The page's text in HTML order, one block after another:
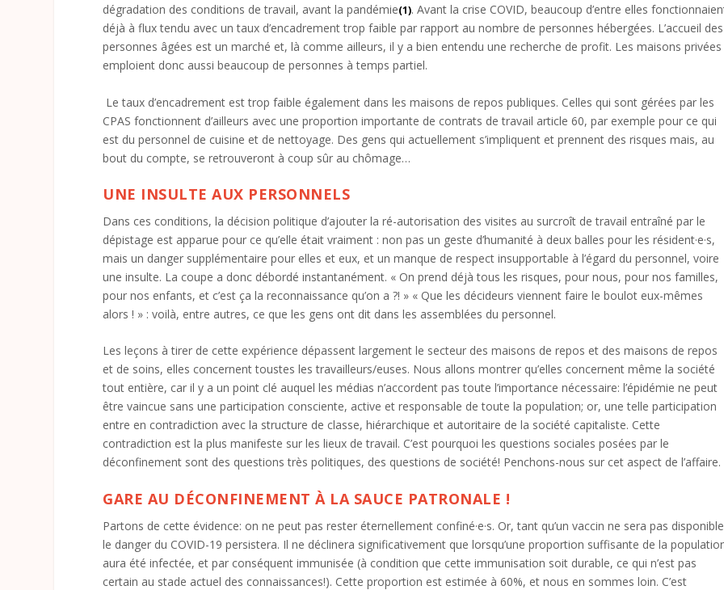
dégradation des conditions de travail, avant la pandémie(1). Avant la crise COVID, beaucoup d’entre elles
déjà à flux tendu avec un taux d’encadrement trop faible par rapport au nombre de personnes hébergées. L’accueil des
personnes âgées est un marché et, là comme ailleurs, il y a bien entendu une recherche de profit. Les maisons privées
emploient donc aussi beaucoup de personnes à temps partiel.
Le taux d’encadrement est trop faible également dans les maisons de repos publiques. Celles qui sont gérées par les
CPAS fonctionnent d’ailleurs avec une proportion importante de contrats de travail article 60, par exemple pour ce qui
est du personnel de cuisine et de nettoyage. Des gens qui actuellement s’impliquent et prennent des risques mais, au
bout du compte, se retrouveront à coup sûr au chômage…
UNE INSULTE AUX PERSONNELS
Dans ces conditions, la décision politique d’ajouter la ré-autorisation des visites au surcroît de travail entraîné par le
dépistage est apparue pour ce qu’elle était vraiment : non pas un geste d’humanité à deux balles pour les résident·e·s,
mais un danger supplémentaire pour elles et eux, et un manque de respect insupportable à l’égard du personnel, voire
une insulte. La coupe a donc débordé instantanément. « On prend déjà tous les risques, pour nous, pour nos familles,
pour nos enfants, et c’est ça la reconnaissance qu’on a ?! » « Que les décideurs viennent faire le boulot eux-mêmes
alors ! » : voilà, entre autres, ce que les gens ont dit dans les assemblées du personnel.
Les leçons à tirer de cette expérience dépassent largement le secteur des maisons de repos et des maisons de repos
et de soins, elles concernent toustes les travailleurs/euses. Nous allons montrer qu’elles concernent même la société
tout entière, car il y a un point clé auquel les médias n’accordent pas toute l’importance nécessaire: l’épidémie ne peut
être vaincue sans une participation consciente, active et responsable de toute la population; or, une telle participation
entre en contradiction avec la structure de classe, hiérarchique et autoritaire de la société capitaliste. Cette
contradiction est la plus manifeste sur les lieux de travail. C’est pourquoi les questions sociales posées par le
déconfinement sont des questions très politiques, des questions de société! Penchons-nous sur cet aspect de l’affaire.
GARE AU DÉCONFINEMENT À LA SAUCE PATRONALE !
Partons de cette évidence: on ne peut pas rester éternellement confiné·e·s. Or, tant qu’un vaccin ne sera pas
le danger du COVID-19 persistera. Il ne déclinera significativement que lorsqu’une proportion suffisante de la
aura été infectée, et par conséquent immunisée (à condition que cette immunisation soit durable, ce qui n’est pas
certain au stade actuel des connaissances!). Cette proportion est estimée à 60%, et nous en sommes loin. C’est